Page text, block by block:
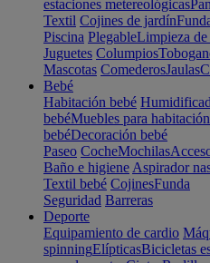
estaciones metereológicas
Textil Cojines de jardín
Piscina PlegableLimpieza de
Juguetes Columpios
Mascotas ComederosJaulas
Bebé
Habitación bebé
bebéMuebles para
bebéDecoración bebé
Paseo CocheMochilas
Baño e higiene Aspirador
Textil bebé CojinesFunda
Seguridad Barreras
Deporte
Equipamiento de cardio
spinningElípticasBicicletas